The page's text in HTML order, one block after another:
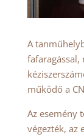
A
fafaragással,
működő a
Az esemény
végezték, az